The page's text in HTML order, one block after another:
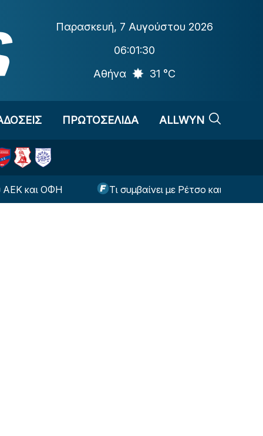
Παρασκευή, 7 Αυγούστου 2026
06:01:31
Αθήνα
31 °C
ΠΡΩΤΟΣΕΛΙΔΑ ALLWYN
Τι συμβαίνει με Ρέτσο και Έσε ενόψει της